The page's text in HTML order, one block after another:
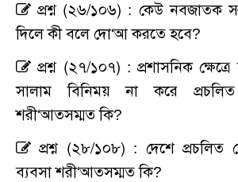
প্রশ্ন (২৬/১০৬) : কেউ নবজাতক
দিলে কী বলে দো‘আ করতে হবে?
প্রশ্ন (২৭/১০৭) : প্রশাসনিক
সালাম বিনিময় না করে
শরী‘আতসম্মত কি?
প্রশ্ন (২৮/১০৮) : দেশে প্রচলিত
ব্যবসা শরী‘আতসম্মত কি?